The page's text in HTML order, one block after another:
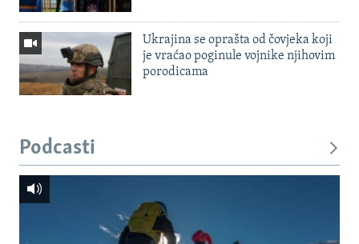
Ukrajina se oprašta od čovjeka koji
je vraćao poginule vojnike njihovim
porodicama
Podcasti